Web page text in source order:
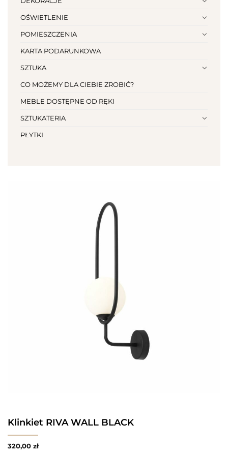
OŚWIETLENIE
POMIESZCZENIA
KARTA PODARUNKOWA
SZTUKA
CO MOŻEMY DLA CIEBIE ZROBIĆ?
MEBLE DOSTĘPNE OD RĘKI
SZTUKATERIA
PŁYTKI
Klinkiet RIVA WALL BLACK
320,00 zł